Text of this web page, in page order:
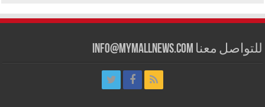
للتواصل معنا info@mymallnews.com